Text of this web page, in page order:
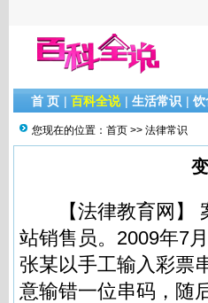
首 页 | 百科全说 | 生活常识 | 饮
您现在的位置： 首页 >> 法律常识
【法律教育网】
站销售员。2009年7
张某以手工输入彩票
意输错一位串码，随